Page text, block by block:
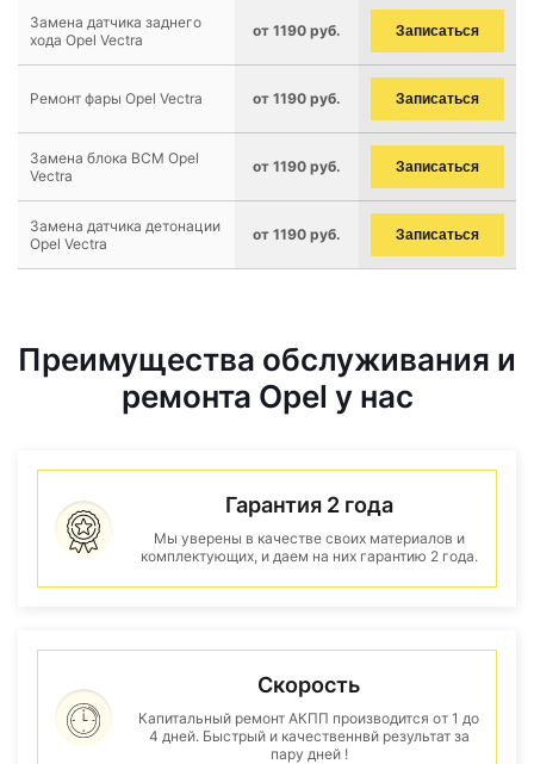
Замена датчика заднего
хода Opel Vectra
от 1190 руб. Записаться
Ремонт фары Opel Vectra от 1190 руб. Записаться
Замена блока BCM Opel
Vectra
от 1190 руб. Записаться
Замена датчика детонации
Opel Vectra
от 1190 руб. Записаться
Преимущества обслуживания и
ремонта Opel у нас
Гарантия 2 года
Мы уверены в качестве своих материалов и
комплектующих, и даем на них гарантию 2 года.
Скорость
Капитальный ремонт АКПП производится от 1 до
4 дней. Быстрый и качественнвй результат за
пару дней !